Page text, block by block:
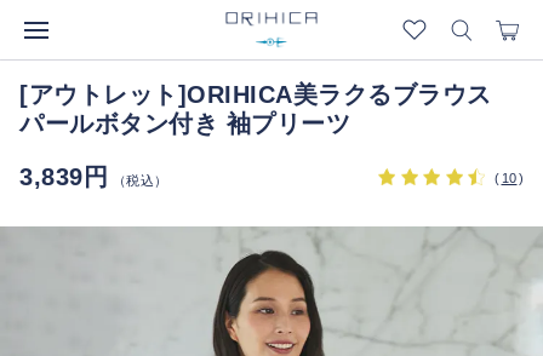
[アウトレット]ORIHICA美ラクるブラウス
パールボタン付き 袖プリーツ
3,839円
（税込） ( 10)